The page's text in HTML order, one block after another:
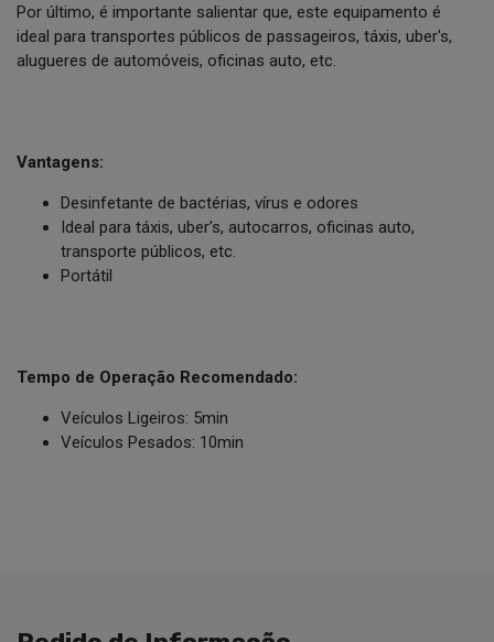
Por último, é importante salientar que, este equipamento é
ideal para transportes públicos de passageiros, táxis, uber's,
alugueres de automóveis, oficinas auto, etc.
Vantagens:
Desinfetante de bactérias, vírus e odores
Ideal para táxis, uber’s, autocarros, oficinas auto,
transporte públicos, etc.
Portátil
Tempo de Operação Recomendado:
Veículos Ligeiros: 5min
Veículos Pesados: 10min